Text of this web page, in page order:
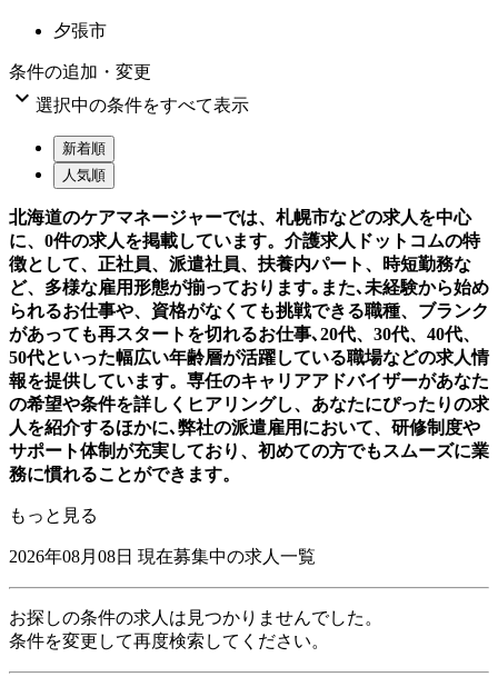
夕張市
条件の追加・変更
 選択中の条件をすべて表示
新着順
人気順
北海道のケアマネージャーでは、札幌市などの求人を中心
に、0件の求人を掲載しています。介護求人ドットコムの特
徴として、正社員、派遣社員、扶養内パート、時短勤務な
ど、多様な雇用形態が揃っております｡また､未経験から始め
られるお仕事や、資格がなくても挑戦できる職種、ブランク
があっても再スタートを切れるお仕事､20代、30代、40代、
50代といった幅広い年齢層が活躍している職場などの求人情
報を提供しています。専任のキャリアアドバイザーがあなた
の希望や条件を詳しくヒアリングし、あなたにぴったりの求
人を紹介するほかに､弊社の派遣雇用において、研修制度や
サポート体制が充実しており、初めての方でもスムーズに業
務に慣れることができます。
もっと見る
2026年08月08日 現在募集中の求人一覧
お探しの条件の求人は見つかりませんでした。
条件を変更して再度検索してください。